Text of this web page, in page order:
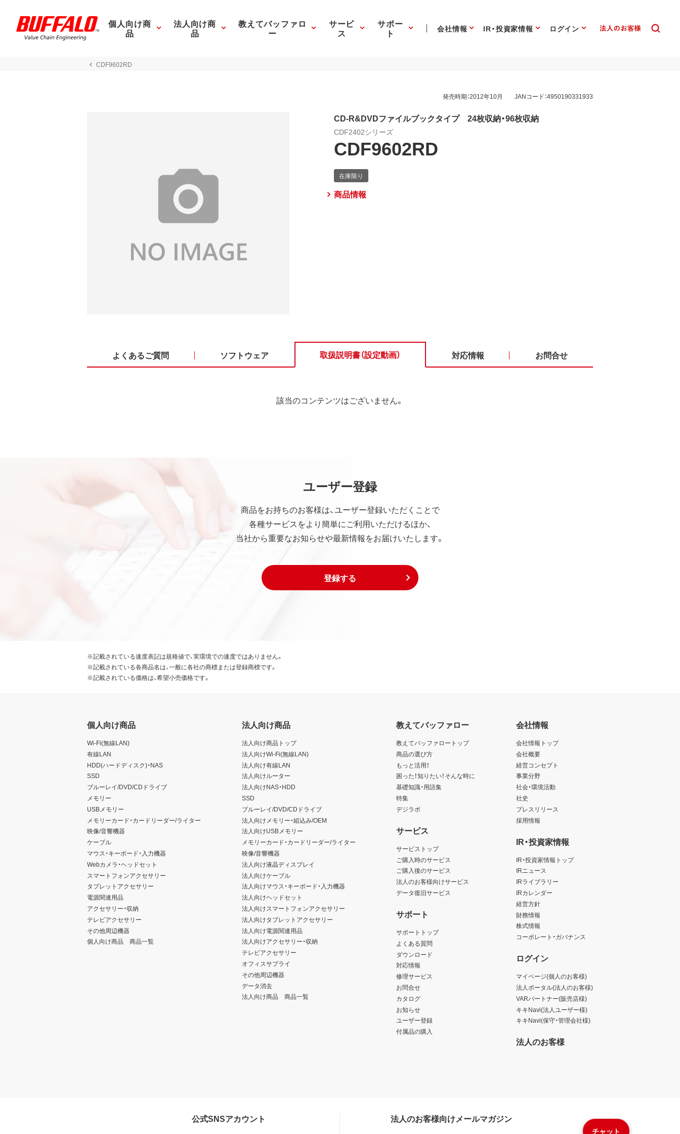
個人向け商
品
法人向け商
品
教えてバッファロ
ー
サービ
ス
サポー
ト 会社情報 IR・投資家情報 ログイン
CDF9602RD
発売時期：2012年10月 JANコード：4950190331933
CD-R&DVDファイルブックタイプ 24枚収納・96枚収納
CDF2402シリーズ
CDF9602RD
商品情報
よくあるご質問 ソフトウェア 取扱説明書（設定動画） 対応情報 お問合せ
該当のコンテンツはございません。
ユーザー登録
商品をお持ちのお客様は、ユーザー登録いただくことで
各種サービスをより簡単にご利用いただけるほか、
当社から重要なお知らせや最新情報をお届けいたします。
登録する
チャット
※記載されている速度表記は規格値で、実環境での速度ではありません。
※記載されている各商品名は、一般に各社の商標または登録商標です。
※記載されている価格は、希望小売価格です。
個人向け商品
Wi-Fi(無線LAN)
有線LAN
HDD(ハードディスク)・NAS
SSD
ブルーレイ/DVD/CDドライブ
メモリー
USBメモリー
メモリーカード・カードリーダー/ライター
映像/音響機器
ケーブル
マウス・キーボード・入力機器
Webカメラ・ヘッドセット
スマートフォンアクセサリー
タブレットアクセサリー
電源関連用品
アクセサリー・収納
テレビアクセサリー
その他周辺機器
個人向け商品 商品一覧
法人向け商品
法人向け商品トップ
法人向けWi-Fi(無線LAN)
法人向け有線LAN
法人向けルーター
法人向けNAS・HDD
SSD
ブルーレイ/DVD/CDドライブ
法人向けメモリー・組込み/OEM
法人向けUSBメモリー
メモリーカード・カードリーダー/ライター
映像/音響機器
法人向け液晶ディスプレイ
法人向けケーブル
法人向けマウス・キーボード・入力機器
法人向けヘッドセット
法人向けスマートフォンアクセサリー
法人向けタブレットアクセサリー
法人向け電源関連用品
法人向けアクセサリー・収納
テレビアクセサリー
オフィスサプライ
その他周辺機器
データ消去
法人向け商品 商品一覧
教えてバッファロー
教えてバッファロートップ
商品の選び方
もっと活用！
困った！知りたい！そんな時に
基礎知識・用語集
特集
デジラボ
サービス
サービストップ
ご購入時のサービス
ご購入後のサービス
法人のお客様向けサービス
データ復旧サービス
サポート
サポートトップ
よくある質問
ダウンロード
対応情報
修理サービス
お問合せ
カタログ
お知らせ
ユーザー登録
付属品の購入
会社情報
会社情報トップ
会社概要
経営コンセプト
事業分野
社会・環境活動
社史
プレスリリース
採用情報
IR・投資家情報
IR・投資家情報トップ
IRニュース
IRライブラリー
IRカレンダー
経営方針
財務情報
株式情報
コーポレート・ガバナンス
ログイン
マイページ(個人のお客様)
法人ポータル(法人のお客様)
VARパートナー(販売店様)
キキNavi(法人ユーザー様)
キキNavi(保守・管理会社様)
法人のお客様
公式SNSアカウント 法人のお客様向けメールマガジン